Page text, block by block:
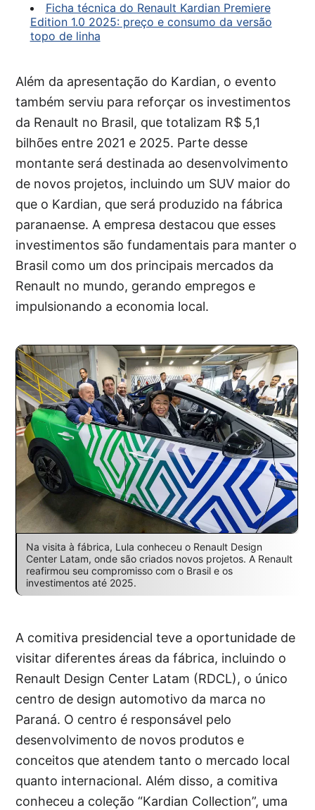
Ficha técnica do Renault Kardian Premiere
Edition 1.0 2025: preço e consumo da versão
topo de linha
Além da apresentação do Kardian, o evento
também serviu para reforçar os investimentos
da Renault no Brasil, que totalizam R$ 5,1
bilhões entre 2021 e 2025. Parte desse
montante será destinada ao desenvolvimento
de novos projetos, incluindo um SUV maior do
que o Kardian, que será produzido na fábrica
paranaense. A empresa destacou que esses
investimentos são fundamentais para manter o
Brasil como um dos principais mercados da
Renault no mundo, gerando empregos e
impulsionando a economia local.
Na visita à fábrica, Lula conheceu o Renault Design
Center Latam, onde são criados novos projetos. A Renault
reafirmou seu compromisso com o Brasil e os
investimentos até 2025.
A comitiva presidencial teve a oportunidade de
visitar diferentes áreas da fábrica, incluindo o
Renault Design Center Latam (RDCL), o único
centro de design automotivo da marca no
Paraná. O centro é responsável pelo
desenvolvimento de novos produtos e
conceitos que atendem tanto o mercado local
quanto internacional. Além disso, a comitiva
conheceu a coleção “Kardian Collection”, uma